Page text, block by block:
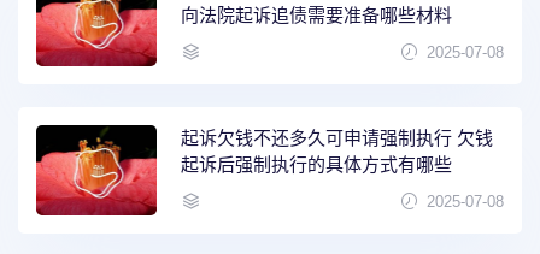
向法院起诉追债需要准备哪些材料
2025-07-08
起诉欠钱不还多久可申请强制执行 欠钱
起诉后强制执行的具体方式有哪些
2025-07-08